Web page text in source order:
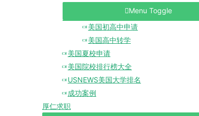
Menu Toggle
美国初高中申请
美国高中转学
美国夏校申请
美国院校排行榜大全
USNEWS美国大学排名
成功案例
厚仁求职